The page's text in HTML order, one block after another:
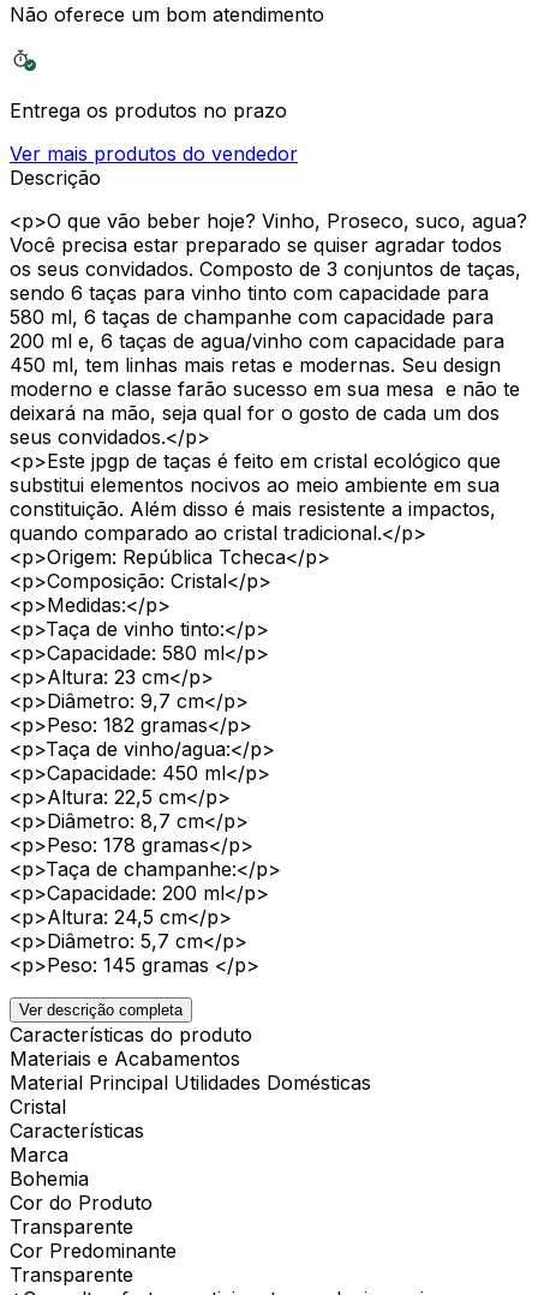
Não oferece um bom atendimento
Entrega os produtos no prazo
Ver mais produtos do vendedor
Descrição
<p>O que vão beber hoje? Vinho, Proseco, suco, agua?
Você precisa estar preparado se quiser agradar todos
os seus convidados. Composto de 3 conjuntos de taças,
sendo 6 taças para vinho tinto com capacidade para
580 ml, 6 taças de champanhe com capacidade para
200 ml e, 6 taças de agua/vinho com capacidade para
450 ml, tem linhas mais retas e modernas. Seu design
moderno e classe farão sucesso em sua mesa e não te
deixará na mão, seja qual for o gosto de cada um dos
seus convidados.</p>
<p>Este jpgp de taças é feito em cristal ecológico que
substitui elementos nocivos ao meio ambiente em sua
constituição. Além disso é mais resistente a impactos,
quando comparado ao cristal tradicional.</p>
<p>Origem: República Tcheca</p>
<p>Composição: Cristal</p>
<p>Medidas:</p>
<p>Taça de vinho tinto:</p>
<p>Capacidade: 580 ml</p>
<p>Altura: 23 cm</p>
<p>Diâmetro: 9,7 cm</p>
<p>Peso: 182 gramas</p>
<p>Taça de vinho/agua:</p>
<p>Capacidade: 450 ml</p>
<p>Altura: 22,5 cm</p>
<p>Diâmetro: 8,7 cm</p>
<p>Peso: 178 gramas</p>
<p>Taça de champanhe:</p>
<p>Capacidade: 200 ml</p>
<p>Altura: 24,5 cm</p>
<p>Diâmetro: 5,7 cm</p>
<p>Peso: 145 gramas </p>
Ver descrição completa
Características do produto
Materiais e Acabamentos
Material Principal Utilidades Domésticas
Cristal
Características
Marca
Bohemia
Cor do Produto
Transparente
Cor Predominante
Transparente